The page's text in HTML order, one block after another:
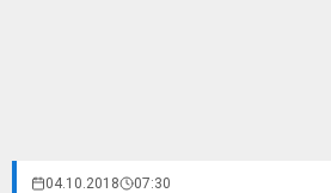
04.10.2018 07:30